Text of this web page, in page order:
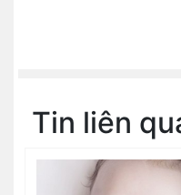
Tin liên